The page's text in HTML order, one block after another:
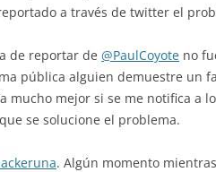
a través de twitter el
de reportar de @PaulCoyote no
pública alguien demuestre un
mucho mejor si se me notifica a
se solucione el problema.
. Algún momento